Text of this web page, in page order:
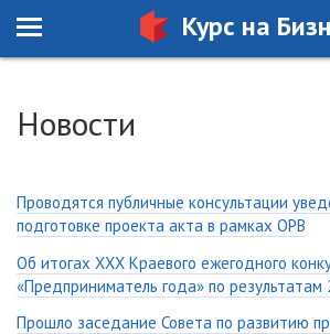
Курс на
Новости
Проводятся публичные консультации
подготовке проекта акта в рамках ОРВ
Об итогах ХХХ Краевого ежегодного
«Предприниматель года» по результатам
Прошло заседание Совета по развитию